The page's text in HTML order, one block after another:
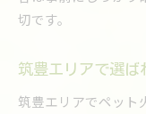
直方市
筑豊エ
切です。
筑豊エリアで選ば
筑豊エリアでペット